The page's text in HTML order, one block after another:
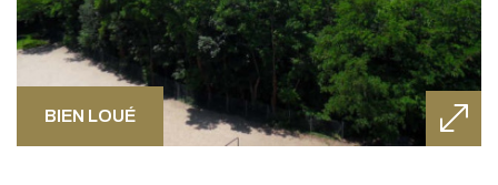
BIEN LOUÉ